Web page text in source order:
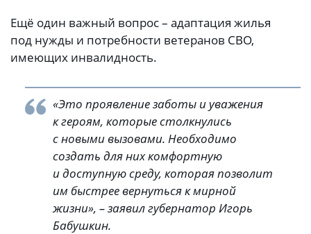
Ещё один важный вопрос – адаптация жилья
под нужды и потребности ветеранов СВО,
имеющих инвалидность.
«Это проявление заботы и уважения
к героям, которые столкнулись
с новыми вызовами. Необходимо
создать для них комфортную
и доступную среду, которая позволит
им быстрее вернуться к мирной
жизни», – заявил губернатор Игорь
Бабушкин.